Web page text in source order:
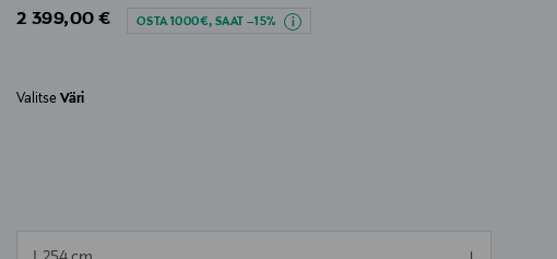
Original Price
2 399,00 € OSTA 1000€, SAAT –15%
ValitseVäri
null